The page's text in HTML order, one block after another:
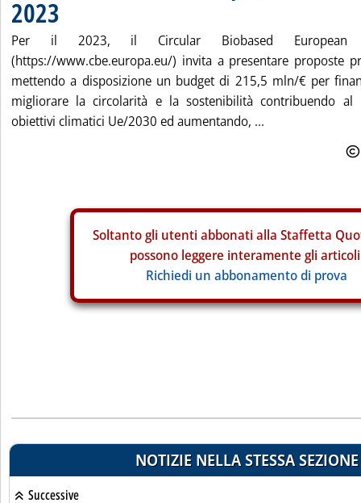
2023
Per il 2023, il Circular Biobased European
(https://www.cbe.europa.eu/) invita a presentare proposte
mettendo a disposizione un budget di 215,5 mln/€ per
migliorare la circolarità e la sostenibilità contribuendo al
obiettivi climatici Ue/2030 ed aumentando, ...
Soltanto gli utenti abbonati alla Staffetta
possono leggere interamente gli
Richiedi un abbonamento di prova
NOTIZIE NELLA STESSA SEZIONE
Successive